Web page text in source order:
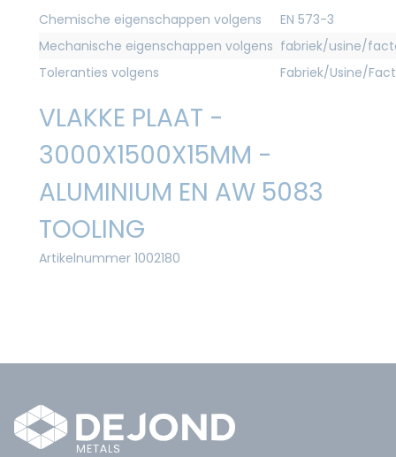
Chemische eigenschappen volgens
EN 573-3
Mechanische eigenschappen volgens fabriek/usine/
Toleranties volgens
Fabriek/Usine/
VLAKKE PLAAT -
3000X1500X15MM -
ALUMINIUM EN AW 5083
TOOLING
Artikelnummer 1002180